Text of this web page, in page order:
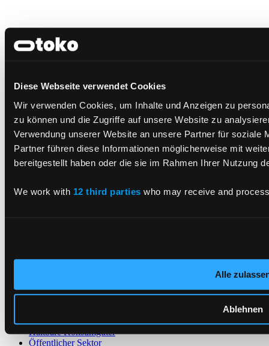
Diese Webseite verwendet Cookies
Wir verwenden Cookies, um Inhalte und Anzeigen zu
zu können und die Zugriffe auf unsere Website zu
Verwendung unserer Website an unsere Partner für soziale
Partner führen diese Informationen möglicherweise mit
bereitgestellt haben oder die sie im Rahmen Ihrer Nutzung
We work with 12 third parties who may receive and
Alle
Ablehnen
Application Service
Cloud
Consulting
CX and Digitale Produkte
Cyber Security
Tech Lösungen Integration
Produktion
Smartkarten
Haltbare Konsumgüter
Öffentlicher Sektor